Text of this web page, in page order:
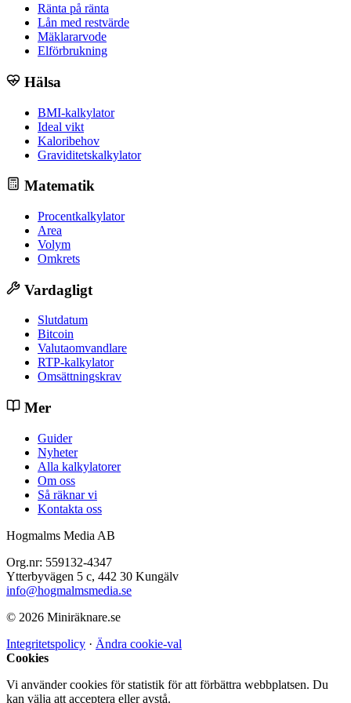
Ränta på ränta
Lån med restvärde
Mäklararvode
Elförbrukning
Hälsa
BMI-kalkylator
Ideal vikt
Kaloribehov
Graviditetskalkylator
Matematik
Procentkalkylator
Area
Volym
Omkrets
Vardagligt
Slutdatum
Bitcoin
Valutaomvandlare
RTP-kalkylator
Omsättningskrav
Mer
Guider
Nyheter
Alla kalkylatorer
Om oss
Så räknar vi
Kontakta oss
Hogmalms Media AB
Org.nr: 559132-4347
Ytterbyvägen 5 c, 442 30 Kungälv
info@hogmalmsmedia.se
© 2026 Miniräknare.se
Integritetspolicy · Ändra cookie-val
Cookies
Vi använder cookies för statistik för att förbättra webbplatsen. Du
kan välja att acceptera eller avstå.